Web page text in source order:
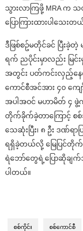
သွားလာကြဖို့ MRA က သ
ပြောကြားထားပါသေးတ
ဒီဖြစ်စဥ်မတိုင်ခင် ပြီးခဲ့
ရက် ညပိုင်းမှာလည်း မြင်
အတွင်း ပတ်ကင်းလှည့်န
ကောင်စီအင်အား ၄၀ ကျေ
အပါအဝင် မဟာမိတ် ၄ ဖွဲ့
တိုက်ခိုက်ခဲ့တာကြောင့် စစ်
သေဆုံးပြီး၊ ၈ ဦး ဒဏ်ရာပ
ရရှိခဲ့တယ်လို့ မြေပြင်တို
ရဲဘော်တွေရဲ့ပြောဆိုချ
ပါတယ်။
စစ်ကိုင်း စစ်ကောင်စီ